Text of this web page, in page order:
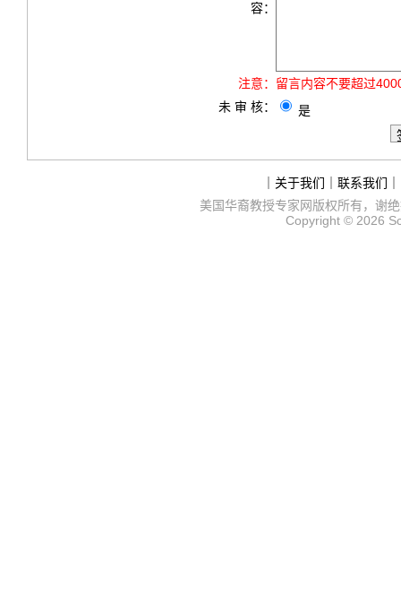
容：
注意： 留言内容不要超过
未 审 核：
是
关于我们 联系我们
美国华裔教授专家网版权所有，谢
Copyright © 2026